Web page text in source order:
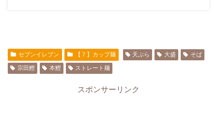
セブンイレブン 【７】カップ麺 天ぷら 大盛
そば
宗田鰹
本鰹 ストレート麺
スポンサーリンク